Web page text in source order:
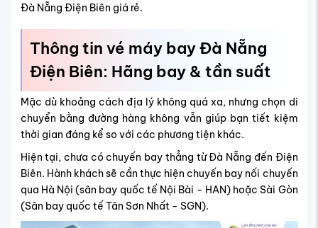
Đà Nẵng Điện Biên giá rẻ.
Thông tin vé máy bay Đà Nẵng
Điện Biên: Hãng bay & tần suất
Mặc dù khoảng cách địa lý không quá xa, nhưng chọn di
chuyển bằng đường hàng không vẫn giúp bạn tiết kiệm
thời gian đáng kể so với các phương tiện khác.
Hiện tại, chưa có chuyến bay thẳng từ Đà Nẵng đến Điện
Biên. Hành khách sẽ cần thực hiện chuyến bay nối chuyến
qua Hà Nội (sân bay quốc tế Nội Bài - HAN) hoặc Sài Gòn
(Sân bay quốc tế Tân Sơn Nhất - SGN).